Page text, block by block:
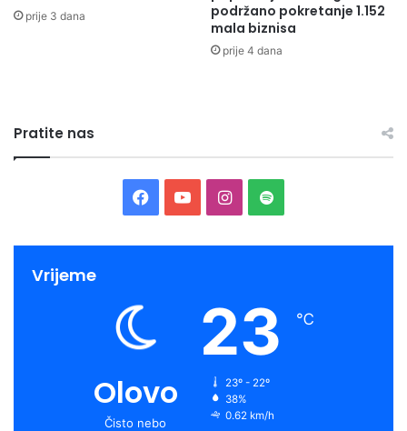
prije 3 dana
podržano pokretanje 1.152
mala biznisa
prije 4 dana
Pratite nas
Facebook
YouTubeInstagram
Spotify
Vrijeme
Olovo
Čisto nebo
23 ℃
23º - 22º
38%
0.62 km/h